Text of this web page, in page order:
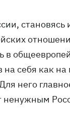
в
себя как на
него
ненужным